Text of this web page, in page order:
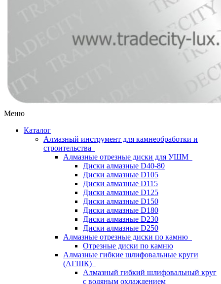
Меню
Каталог
Алмазный инструмент для камнеобработки и
строительства
Алмазные отрезные диски для УШМ
Диски алмазные D40-80
Диски алмазные D105
Диски алмазные D115
Диски алмазные D125
Диски алмазные D150
Диски алмазные D180
Диски алмазные D230
Диски алмазные D250
Алмазные отрезные диски по камню
Отрезные диски по камню
Алмазные гибкие шлифовальные круги
(АГШК)
Алмазный гибкий шлифовальный круг
с водяным охлаждением